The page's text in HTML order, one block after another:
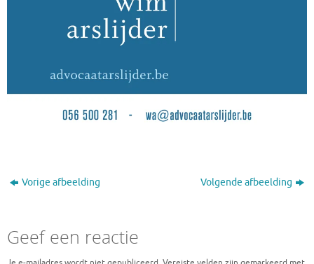
Vorige afbeelding Volgende afbeelding
Geef een reactie